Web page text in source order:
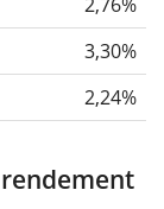
3,30%
2,24%